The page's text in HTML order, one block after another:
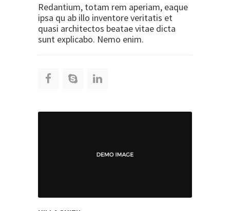
Redantium, totam rem aperiam, eaque
ipsa qu ab illo inventore veritatis et
quasi architectos beatae vitae dicta
sunt explicabo. Nemo enim.